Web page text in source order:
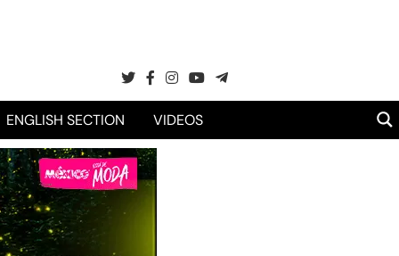
ENGLISH SECTION VIDEOS